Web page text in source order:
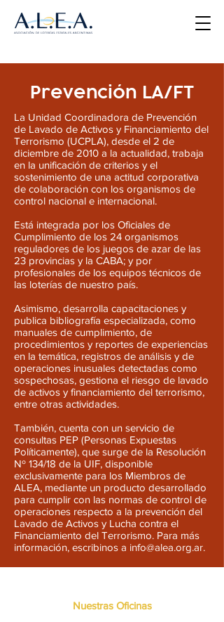
Prevención LA/FT
La Unidad Coordinadora de Prevención
de Lavado de Activos y Financiamiento del
Terrorismo (UCPLA), desde el 2 de
diciembre de 2010 a la actualidad, trabaja
en la unificación de criterios y el
sostenimiento de una actitud corporativa
de colaboración con los organismos de
control nacional e internacional.
Está integrada por los Oficiales de
Cumplimiento de los 24 organismos
reguladores de los juegos de azar de las
23 provincias y la CABA; y por
profesionales de los equipos técnicos de
las loterías de nuestro país.
Asimismo, desarrolla capacitaciones y
publica bibliografía especializada, como
manuales de cumplimiento, de
procedimientos y reportes de experiencias
en la temática, registros de análisis y de
operaciones inusuales detectadas como
sospechosas, gestiona el riesgo de lavado
de activos y financiamiento del terrorismo,
entre otras actividades.
También, cuenta con un servicio de
consultas PEP (Personas Expuestas
Políticamente), que surge de la Resolución
Nº 134/18 de la UIF, disponible
exclusivamente para los Miembros de
ALEA, mediante un producto desarrollado
para cumplir con las normas de control de
operaciones respecto a la prevención del
Lavado de Activos y Lucha contra el
Financiamiento del Terrorismo. Para más
información, escribinos a info@alea.org.ar.
Nuestras Oficinas